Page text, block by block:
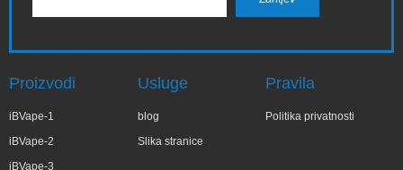
Proizvodi
iBVape-1
iBVape-2
iBVape-3
Usluge
blog
Slika stranice
Pravila
Politika privatnosti